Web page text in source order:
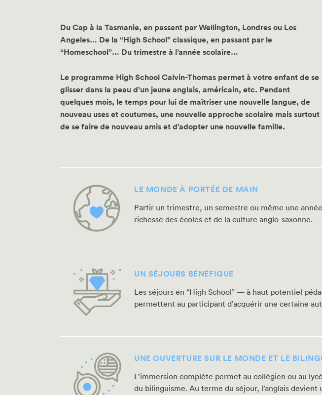
Du Cap à la Tasmanie, en passant par Wellington, Londres ou Los
Angeles… De la “High School” classique, en passant par le
“Homeschool”… Du trimestre à l’année scolaire…
Le programme High School Calvin-Thomas permet à votre enfant de se
glisser dans la peau d’un jeune anglais, américain, etc. Pendant
quelques mois, le temps pour lui de maîtriser une nouvelle langue, de
nouveau uses et coutumes, une nouvelle approche scolaire mais surtout
de se faire de nouveau amis et d’adopter une nouvelle famille.
LE MONDE À PORTÉE DE MAIN
Partir un trimestre, un semestre ou même une
richesse des écoles et de la culture anglo-saxonne.
UN SÉJOURS BÉNÉFIQUE
Les séjours en “High School” — à haut potentiel
permettent au participant d’acquérir une certaine
UNE OUVERTURE SUR LE MONDE ET LE
L’immersion complète permet au collégien ou au
du bilinguisme. Au terme du séjour, l’anglais devient